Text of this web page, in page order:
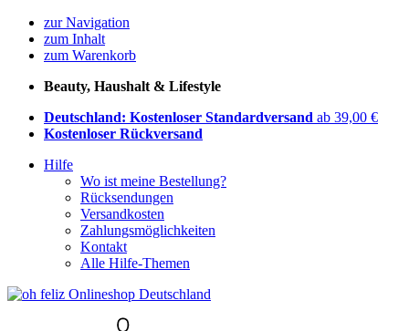
zur Navigation
zum Inhalt
zum Warenkorb
Beauty, Haushalt & Lifestyle
Deutschland: Kostenloser Standardversand ab 39,00 €
Kostenloser Rückversand
Hilfe
Wo ist meine Bestellung?
Rücksendungen
Versandkosten
Zahlungsmöglichkeiten
Kontakt
Alle Hilfe-Themen